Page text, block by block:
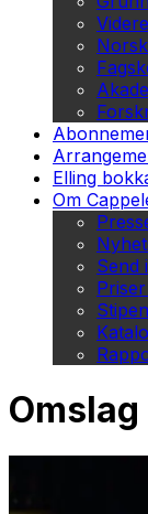
Elling
Om
Send
Omslag